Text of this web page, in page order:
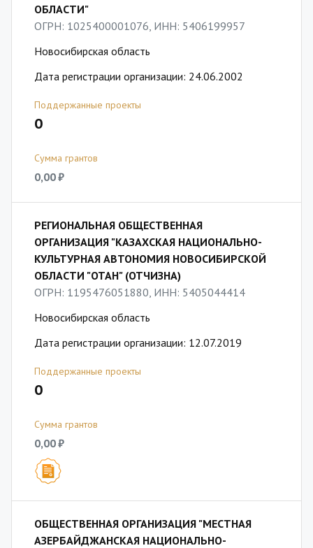
ОБЛАСТИ"
ОГРН: 1025400001076, ИНН: 5406199957
Новосибирская область
Дата регистрации организации: 24.06.2002
Поддержанные проекты
0
Сумма грантов
0,00 ₽
РЕГИОНАЛЬНАЯ ОБЩЕСТВЕННАЯ
ОРГАНИЗАЦИЯ "КАЗАХСКАЯ НАЦИОНАЛЬНО-
КУЛЬТУРНАЯ АВТОНОМИЯ НОВОСИБИРСКОЙ
ОБЛАСТИ "ОТАН" (ОТЧИЗНА)
ОГРН: 1195476051880, ИНН: 5405044414
Новосибирская область
Дата регистрации организации: 12.07.2019
Поддержанные проекты
0
Сумма грантов
0,00 ₽
ОБЩЕСТВЕННАЯ ОРГАНИЗАЦИЯ "МЕСТНАЯ
АЗЕРБАЙДЖАНСКАЯ НАЦИОНАЛЬНО-